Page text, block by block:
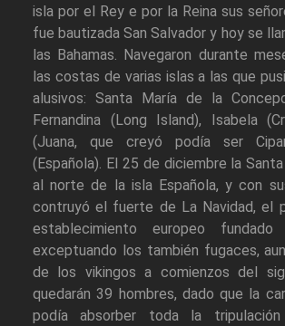
isla por el Rey e por la Reina sus
fue bautizada San Salvador y hoy se
las Bahamas. Navegaron durante
las costas de varias islas a las que
alusivos: Santa María de la
Fernandina (Long Island), Isabela
(Juana, que creyó podía ser
(Española). El 25 de diciembre la
al norte de la isla Española, y con
contruyó el fuerte de La Navidad, el
establecimiento europeo fundado
exceptuando los también fugaces,
de los vikingos a comienzos del
quedarán 39 hombres, dado que la
podía absorber toda la